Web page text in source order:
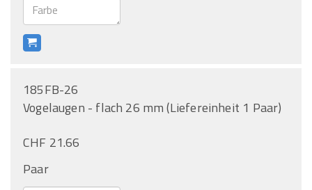
185FB-26
Vogelaugen - flach 26 mm (Liefereinheit 1 Paar)
CHF 21.66
Paar